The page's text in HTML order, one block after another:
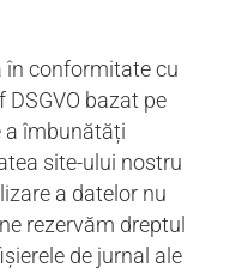
în conformitate cu
bazat pe
a îmbunătăți
site-ului nostru
a datelor nu
rezervăm dreptul
de jurnal ale